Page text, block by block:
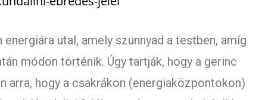
utal, amely szunnyad a testben, amíg
módon történik. Úgy tartják, hogy a gerinc
arra, hogy a csakrákon (energiaközpontokon)